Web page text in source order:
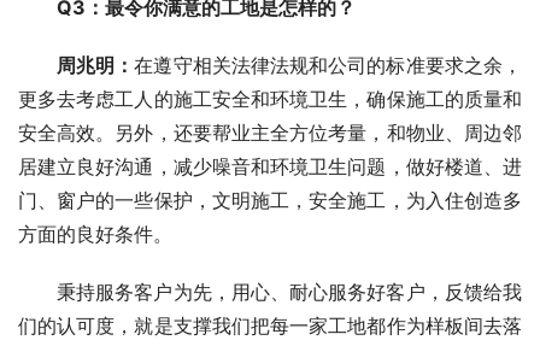
Q3：最令你满意的工地是怎样的？
周兆明 ：在遵守相关法律法规和公司的标准要求之余，
更多去考虑工人的施工安全和环境卫生，确保施工的质量和
安全高效。另外，还要帮业主全方位考量，和物业、周边邻
居建立良好沟通，减少噪音和环境卫生问题，做好楼道、进
门、窗户的一些保护，文明施工，安全施工，为入住创造多
方面的良好条件。
秉持服务客户为先，用心、耐心服务好客户，反馈给我
们的认可度，就是支撑我们把每一家工地都作为样板间去落